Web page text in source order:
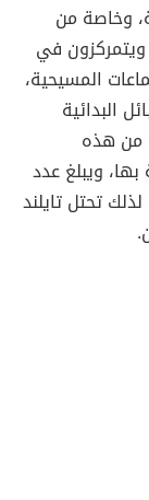
وخاصة من
ويتمركزون في
المسيحية،
البدائية
من هذه
بها، ويبلغ عدد
مليون نسمة، لذلك تحتل تايلند